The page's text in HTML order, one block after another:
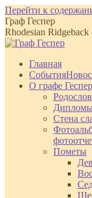
Перейти к
Граф Геспер
Rhodesian
Главная
События
О графе
Дипломы
Стена
Пометы